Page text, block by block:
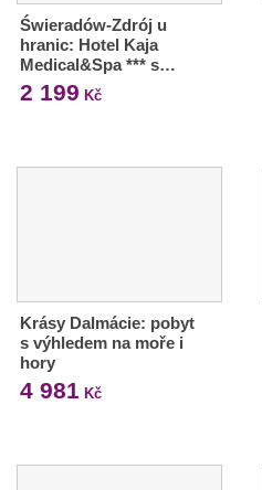
Świeradów-Zdrój u
hranic: Hotel Kaja
Medical&Spa *** s…
2 199 Kč
Krásy Dalmácie: pobyt
s výhledem na moře i
hory
4 981 Kč